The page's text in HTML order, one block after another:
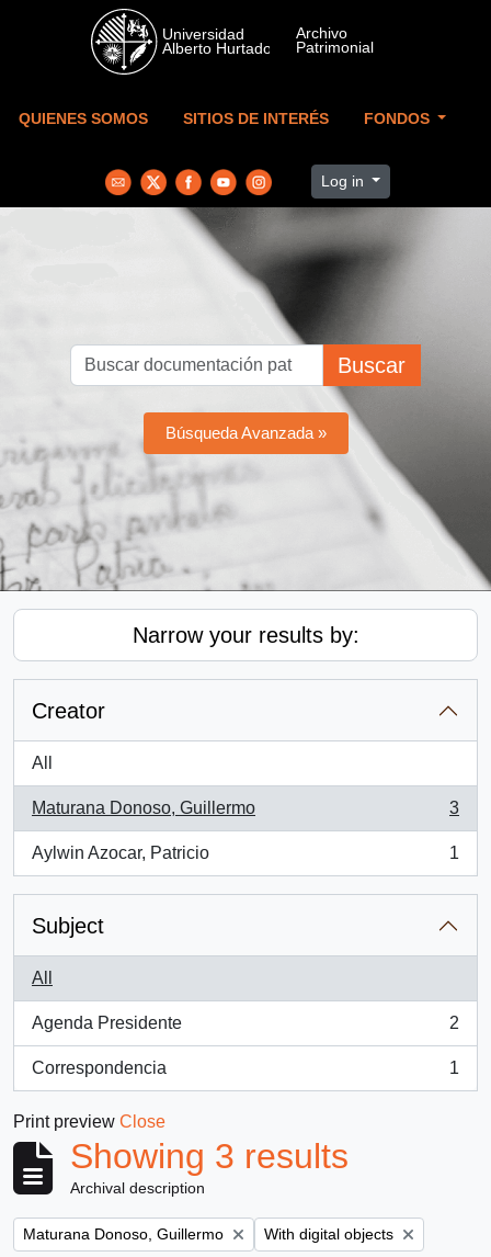
Skip to main content
QUIENES SOMOS SITIOS DE INTERÉS FONDOS
Log in
Buscar
Búsqueda Avanzada »
Narrow your results by:
Creator
All
Maturana Donoso, Guillermo
, 3 results
3
Aylwin Azocar, Patricio
, 1 results
1
Subject
All
Agenda Presidente
, 2 results
2
Correspondencia
, 1 results
1
Print preview Close
Showing 3 results
Archival description
Remove filter:
Maturana Donoso, Guillermo Remove filter:
With digital objects